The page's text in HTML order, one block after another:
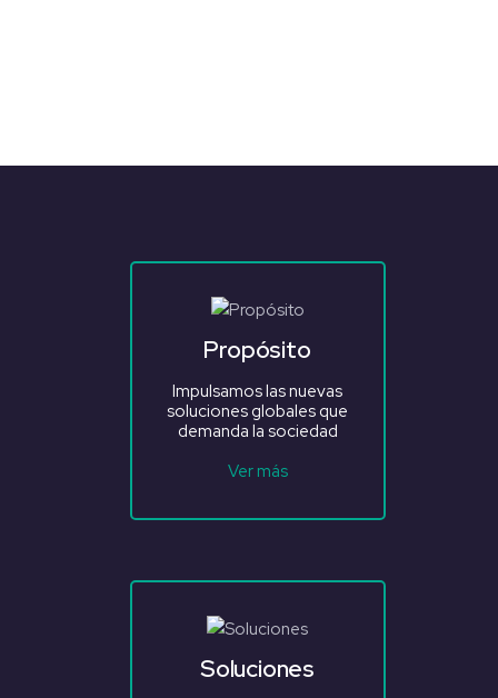
Propósito
Impulsamos las nuevas
soluciones globales que
demanda la sociedad
Ver más
Soluciones